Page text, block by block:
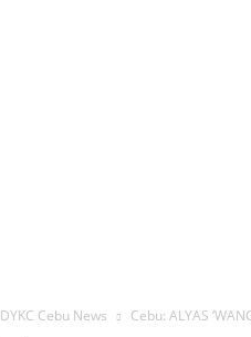
DYKC Cebu News Cebu: ALYAS